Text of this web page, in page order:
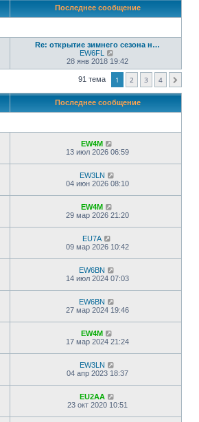
Последнее сообщение
Re: открытие зимнего сезона н…
EW6FL
е
р
е
й
т
и
с
е
м
о
б
н
и
28 янв 2018 19:42
91 тема 1 2 3 4
Последнее сообщение
EW4M
13 июл 2026 06:59
EW3LN
04 июн 2026 08:10
EW4M
29 мар 2026 21:20
EU7A
09 мар 2026 10:42
EW6BN
14 июл 2024 07:03
EW6BN
27 мар 2024 19:46
EW4M
17 мар 2024 21:24
EW3LN
04 апр 2023 18:37
EU2AA
23 окт 2020 10:51